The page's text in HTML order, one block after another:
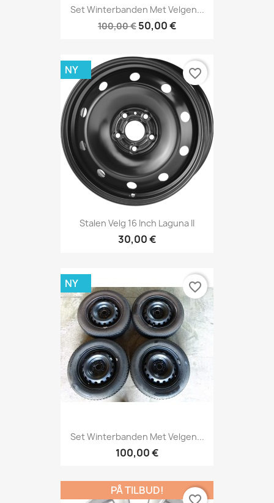
Set Winterbanden Met Velgen...
100,00 € 50,00 €
Stalen Velg 16 Inch Laguna II
30,00 €
NY favorite_border
Set Winterbanden Met Velgen...
100,00 €
NY favorite_border
PÅ TILBUD!
favorite_border